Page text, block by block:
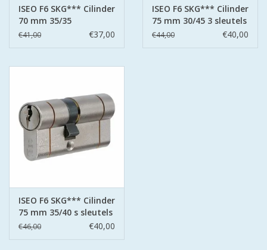
ISEO F6 SKG*** Cilinder
70 mm 35/35
€41,00 €37,00
ISEO F6 SKG*** Cilinder
75 mm 30/45 3 sleutels
€44,00 €40,00
ISEO F6 SKG*** Cilinder
75 mm 35/40 s sleutels
€46,00 €40,00